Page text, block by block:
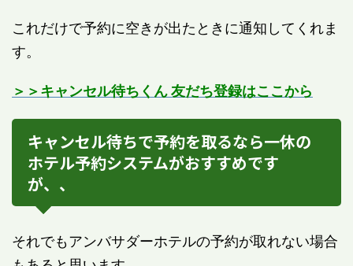
これだけで予約に空きが出たときに通知してくれま
す。
＞＞キャンセル待ちくん 友だち登録はここから
キャンセル待ちで予約を取るなら一休の
ホテル予約システムがおすすめです
が、、
それでもアンバサダーホテルの予約が取れない場合